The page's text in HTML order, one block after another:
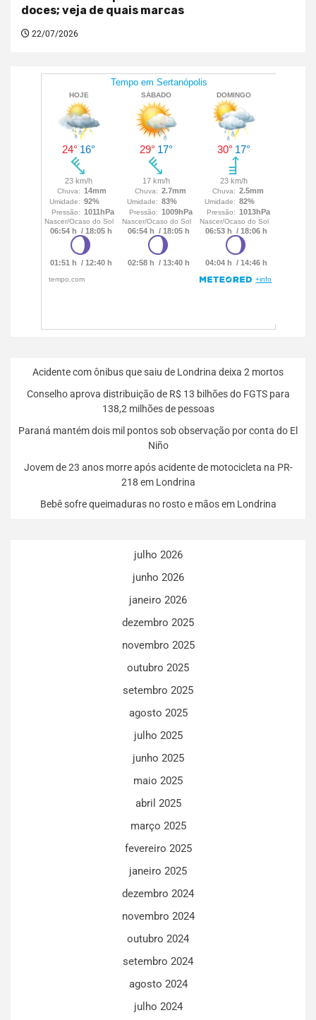
doces; veja de quais marcas
22/07/2026
Acidente com ônibus que saiu de Londrina deixa 2 mortos
Conselho aprova distribuição de R$ 13 bilhões do FGTS para
138,2 milhões de pessoas
Paraná mantém dois mil pontos sob observação por conta do El
Niño
Jovem de 23 anos morre após acidente de motocicleta na PR-
218 em Londrina
Bebê sofre queimaduras no rosto e mãos em Londrina
julho 2026
junho 2026
janeiro 2026
dezembro 2025
novembro 2025
outubro 2025
setembro 2025
agosto 2025
julho 2025
junho 2025
maio 2025
abril 2025
março 2025
fevereiro 2025
janeiro 2025
dezembro 2024
novembro 2024
outubro 2024
setembro 2024
agosto 2024
julho 2024